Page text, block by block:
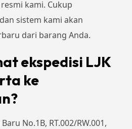
kami. Cukup
dan sistem kami akan
dari barang Anda.
ekspedisi LJK
ke
No.1B, RT.002/RW.001,